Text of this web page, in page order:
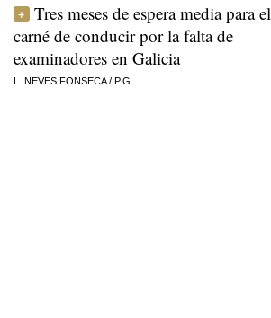
Tres meses de espera media para el
carné de conducir por la falta de
examinadores en Galicia
L. NEVES FONSECA/ P.G.